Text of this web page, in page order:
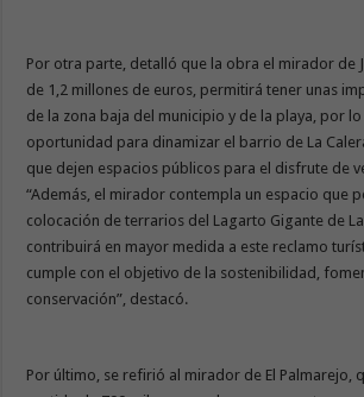
Por otra parte, detalló que la obra el mirador de
de 1,2 millones de euros, permitirá tener unas
de la zona baja del municipio y de la playa, por
oportunidad para dinamizar el barrio de La
que dejen espacios públicos para el disfrute de
“Además, el mirador contempla un espacio que
colocación de terrarios del Lagarto Gigante de
contribuirá en mayor medida a este reclamo
cumple con el objetivo de la sostenibilidad,
conservación”, destacó.
Por último, se refirió al mirador de El Palmarejo,